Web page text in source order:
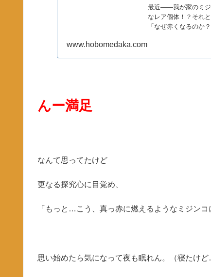
最近――我が家のミジ
なレア個体！？それ
「なぜ赤くなるのか
www.hobomedaka.com
んー満足
なんて思ってたけど
更なる探究心に目覚め、
「もっと…こう、真っ赤に燃えるようなミジン
思い始めたら気になって夜も眠れん。（寝たけど